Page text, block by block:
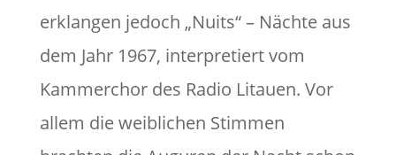
erklangen jedoch „Nuits“ – Nächte aus
dem Jahr 1967, interpretiert vom
Kammerchor des Radio Litauen. Vor
allem die weiblichen Stimmen